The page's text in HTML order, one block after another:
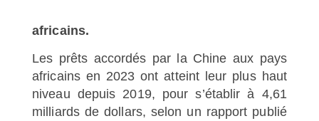
africains.
Les prêts accordés par la Chine aux pays
africains en 2023 ont atteint leur plus haut
niveau depuis 2019, pour s’établir à 4,61
milliards de dollars, selon un rapport publié